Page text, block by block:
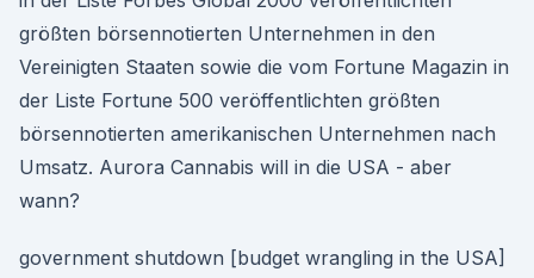
größten börsennotierten Unternehmen in den
Vereinigten Staaten sowie die vom Fortune Magazin in
der Liste Fortune 500 veröffentlichten größten
börsennotierten amerikanischen Unternehmen nach
Umsatz. Aurora Cannabis will in die USA - aber
wann?
government shutdown [budget wrangling in the USA]